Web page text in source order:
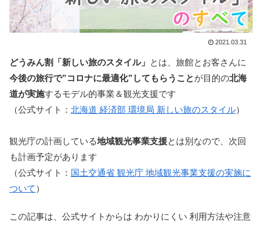
2021.03.31
どうみん割「新しい旅のスタイル」 とは、旅館とお客さんに
今後の旅行で”コロナに最適化”してもらうことが目的の北海
道が実施するモデル的事業＆観光支援です
（公式サイト： 北海道 経済部 環境局 新しい旅のスタイル）
観光庁の計画している地域観光事業支援とは別なので、次回
も計画予定があります
（公式サイト： 国土交通省 観光庁 地域観光事業支援の実施に
ついて ）
この記事は、公式サイトからは わかりにくい 利用方法や注意